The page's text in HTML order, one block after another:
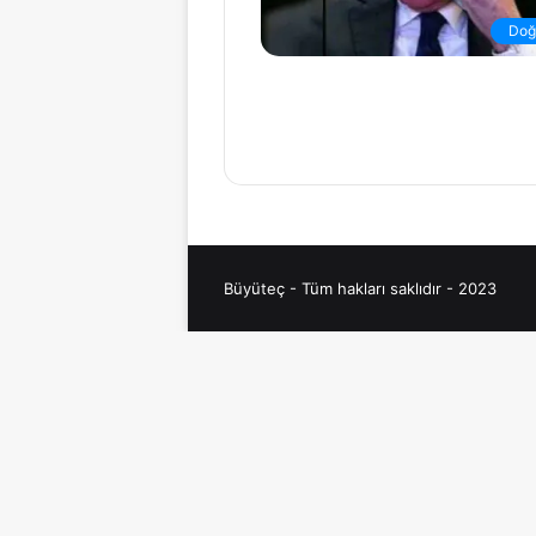
Büyüteç - Tüm hakları saklıdır - 2023